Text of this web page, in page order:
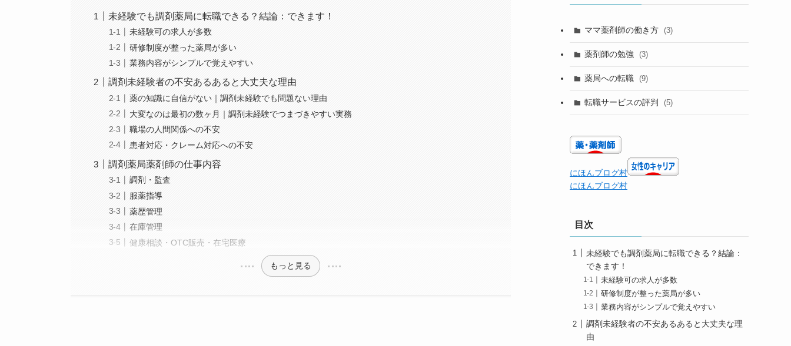
未経験でも調剤薬局に転職できる？結論：できます！
未経験可の求人が多数
研修制度が整った薬局が多い
業務内容がシンプルで覚えやすい
調剤未経験者の不安あるあると大丈夫な理由
薬の知識に自信がない｜調剤未経験でも問題ない理由
大変なのは最初の数ヶ月｜調剤未経験でつまづきやすい実務
職場の人間関係への不安
患者対応・クレーム対応への不安
調剤薬局薬剤師の仕事内容
調剤・監査
服薬指導
薬歴管理
在庫管理
健康相談・OTC販売・在宅医療
もっと見る
ママ薬剤師の働き方 (3)
薬剤師の勉強 (3)
薬局への転職 (9)
転職サービスの評判 (5)
にほんブログ村
にほんブログ村
目次
未経験でも調剤薬局に転職できる？結論：
できます！
未経験可の求人が多数
研修制度が整った薬局が多い
業務内容がシンプルで覚えやすい
調剤未経験者の不安あるあると大丈夫な理
由